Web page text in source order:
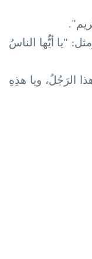
".
"يا أيُّها الناسُ
الرَجُلُ، ويا هذِهِ